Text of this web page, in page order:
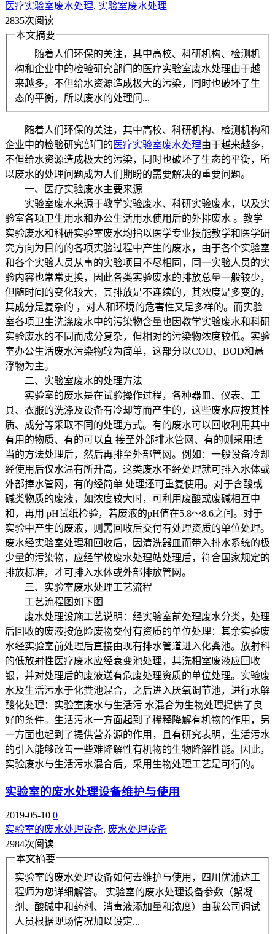
医疗实验室废水处理, 实验室废水处理
2835次阅读
本文摘要
随着人们环保的关注，其中高校、科研机构、检测机
构和企业中的检验研究部门的医疗实验室废水处理由于越
来越多，不但给水资源造成极大的污染，同时也破坏了生
态的平衡，所以废水的处理问...
随着人们环保的关注，其中高校、科研机构、检测机构和
企业中的检验研究部门的 医疗实验室废水处理由于越来越多，
不但给水资源造成极大的污染，同时也破坏了生态的平衡，所
以废水的处理问题成为人们期盼的需要解决的重要问题。
一、医疗实验废水主要来源
实验室废水来源于教学实验废水、科研实验废水，以及实
验室各项卫生用水和办公生活用水使用后的外排废水 。教学
实验废水和科研实验室废水均指以医学专业技能教学和医学研
究方向为目的的各项实验过程中产生的废水，由于各个实验室
和各个实验人员从事的实验项目不尽相同，同一实验人员的实
验内容也常常更换，因此各类实验废水的排放总量一般较少，
但随时间的变化较大，其排放是不连续的，其浓度是多变的，
其成分是复杂的 ，对人和环境的危害性又是多样的。而实验
室各项卫生洗涤废水中的污染物含量也因教学实验废水和科研
实验废水的不同而成分复杂，但相对的污染物浓度较低。实验
室办公生活废水污染物较为简单，这部分以COD、BOD和悬
浮物为主。
二、实验室废水的处理方法
实验室的废水是在试验操作过程，各种器皿、仪表、工
具、衣服的洗涤及设备有冷却等而产生的，这些废水应按其性
质、成分等采取不同的处理方式。有的废水可以回收利用其中
有用的物质、有的可以直 接至外部排水管网、有的则采用适
当的方法处理后，然后再排至外部管网。例如：一般设备冷却
经使用后仅水温有所升高，这类废水不经处理就可排入水体或
外部捧水管网，有的经简单 处理还可重复使用。对于含酸或
碱类物质的废液，如浓度较大时，可利用废酸或废碱相互中
和，再用 pH试纸检验，若废液的pH值在5.8～8.6之间。对于
实验中产生的废液，则需回收后交付有处理资质的单位处理。
废水经实验室处理和回收后，因清洗器皿而带入排水系统的极
少量的污染物，应经学校废水处理站处理后，符合国家规定的
排放标准，才可排入水体或外部排放管网。
三、实验室废水处理工艺流程
工艺流程图如下图
废水处理设施工艺说明：经实验室前处理废水分类，处理
后回收的废液按危险废物交付有资质的单位处理：其余实验废
水经实验室前处理后直接由现有排水管道进入化粪池。放射科
的低放射性医疗废水应经衰变池处理，其洗相室废液应回收
银，并对处理后的废液送有危废处理资质的单位处理。实验废
水及生活污水于化粪池混合，之后进入厌氧调节池，进行水解
酸化处理：实验室废水与生活污 水混合为生物处理提供了良
好的条件。生活污水一方面起到了稀释降解有机物的作用，另
一方面也起到了提供营养源的作用，且有研究表明，生活污水
的引入能够改善一些难降解性有机物的生物降解性能。因此，
实验废水与生活污水混合后，采用生物处理工艺是可行的。
实验室的废水处理设备维护与使用
2019-05-10 0
实验室的废水处理设备, 废水处理设备
2984次阅读
本文摘要
实验室的废水处理设备如何去维护与使用，四川优浦达工
程师为您详细解答。 实验室的废水处理设备参数（絮凝
剂、酸碱中和药剂、消毒液添加量和浓度）由我公司调试
人员根据现场情况加以设定...